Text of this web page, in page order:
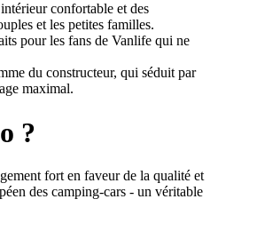
confortable et des
et les petites familles.
pour les fans de Vanlife qui ne
du constructeur, qui séduit par
maximal.
?
fort en faveur de la qualité et
des camping-cars - un véritable